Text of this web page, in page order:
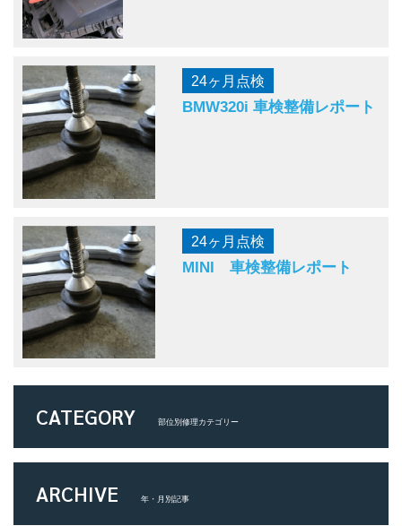
24ヶ月点検
BMW320i 車検整備レポート
24ヶ月点検
MINI 車検整備レポート
CATEGORY 部位別修理カテゴリー
ARCHIVE 年・月別記事